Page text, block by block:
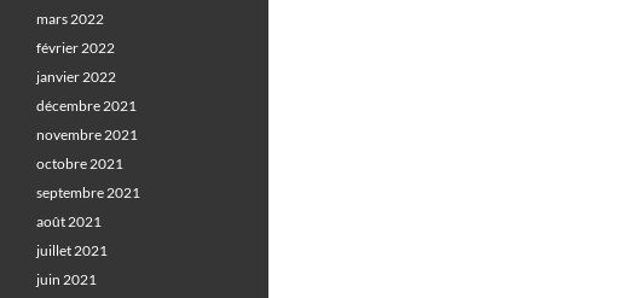
mars 2022
février 2022
janvier 2022
décembre 2021
novembre 2021
octobre 2021
septembre 2021
août 2021
juillet 2021
juin 2021